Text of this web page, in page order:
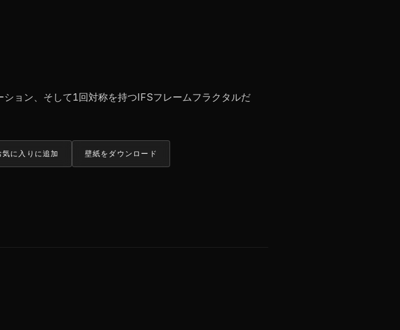
ション、そして1回対称を持つIFSフレームフラクタルだ
気に入りに追加 壁紙をダウンロード